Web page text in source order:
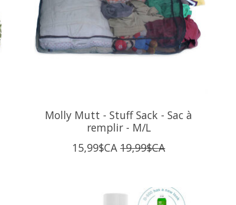
Molly Mutt - Stuff Sack - Sac à
remplir - M/L
15,99$CA 19,99$CA